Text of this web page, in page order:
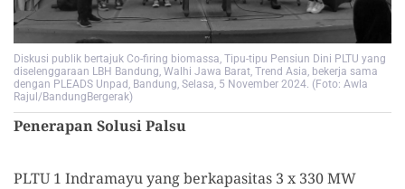
Diskusi publik bertajuk Co-firing biomassa, Tipu-tipu Pensiun Dini PLTU yang
diselenggaraan LBH Bandung, Walhi Jawa Barat, Trend Asia, bekerja sama
dengan PLEADS Unpad, Bandung, Selasa, 5 November 2024. (Foto: Awla
Rajul/BandungBergerak)
Penerapan Solusi Palsu
PLTU 1 Indramayu yang berkapasitas 3 x 330 MW